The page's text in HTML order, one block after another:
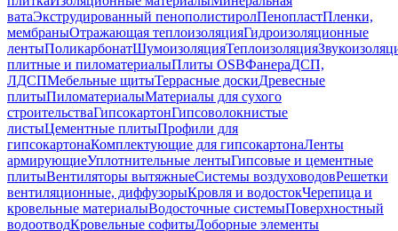
ватаЭкструдированный пенополистиролПенопластПленки,
мембраныОтражающая теплоизоляцияГидроизоляционные
лентыПоликарбонатШумоизоляцияТеплоизоляция
плитные и пиломатериалыПлиты OSBФанераДСП,
ЛДСПМебельные щитыТеррасные доскиДревесные
плитыПиломатериалыМатериалы для сухого
строительстваГипсокартонГипсоволокнистые
листыЦементные плитыПрофили для
гипсокартонаКомплектующие для гипсокартонаЛенты
армирующиеУплотнительные лентыГипсовые и цементные
плитыВентиляторы вытяжныеСистемы воздуховодовРешетки
вентиляционные, диффузорыКровля и водостокЧерепица и
кровельные материалыВодосточные системыПоверхностный
водоотводКровельные софитыДоборные элементы